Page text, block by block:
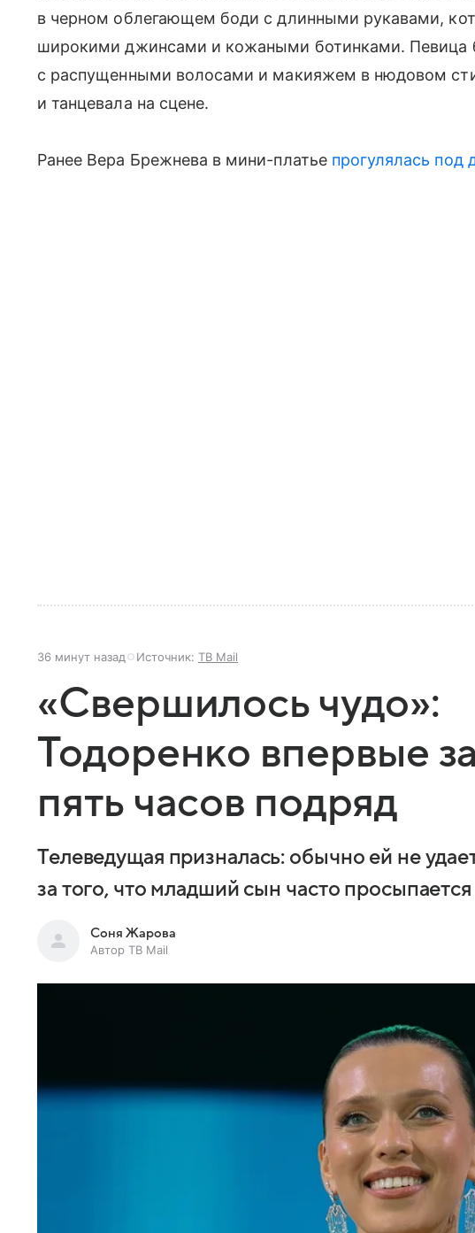
в черном облегающем боди с длинными рукавами,
широкими джинсами и кожаными ботинками. Певица
с распущенными волосами и макияжем в нюдовом
и танцевала на сцене.
Ранее Вера Брежнева в мини-платье прогулялась под
36 минут назад Источник: ТВ Mail
«Свершилось чудо»:
Тодоренко впервые
пять часов подряд
Телеведущая призналась: обычно ей не
за того, что младший сын часто просыпается
Соня Жарова
Автор ТВ Mail